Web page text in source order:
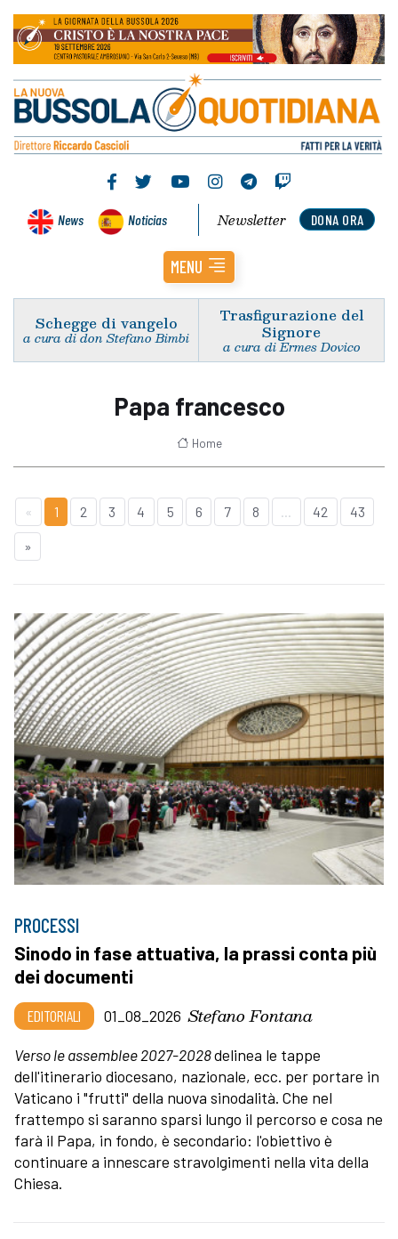
News Noticias DONA ORA
Newsletter
MENU
Schegge di vangelo
a cura di don Stefano Bimbi
Trasfigurazione del
Signore
a cura di Ermes Dovico
Papa francesco
Home
« 1 2 3 4 5 6 7 8 42 43
»
PROCESSI
Sinodo in fase attuativa, la prassi conta più
dei documenti
EDITORIALI 01_08_2026 Stefano Fontana
Verso le assemblee 2027-2028delinea le tappe
dell'itinerario diocesano, nazionale, ecc. per portare in
Vaticano i "frutti" della nuova sinodalità. Che nel
frattempo si saranno sparsi lungo il percorso e cosa ne
farà il Papa, in fondo, è secondario: l'obiettivo è
continuare a innescare stravolgimenti nella vita della
Chiesa.